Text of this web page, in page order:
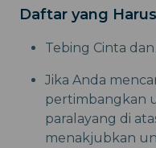
Daftar yang
Tebing Cinta
Jika Anda
pertimbangkan
paralayang di
menakjubkan